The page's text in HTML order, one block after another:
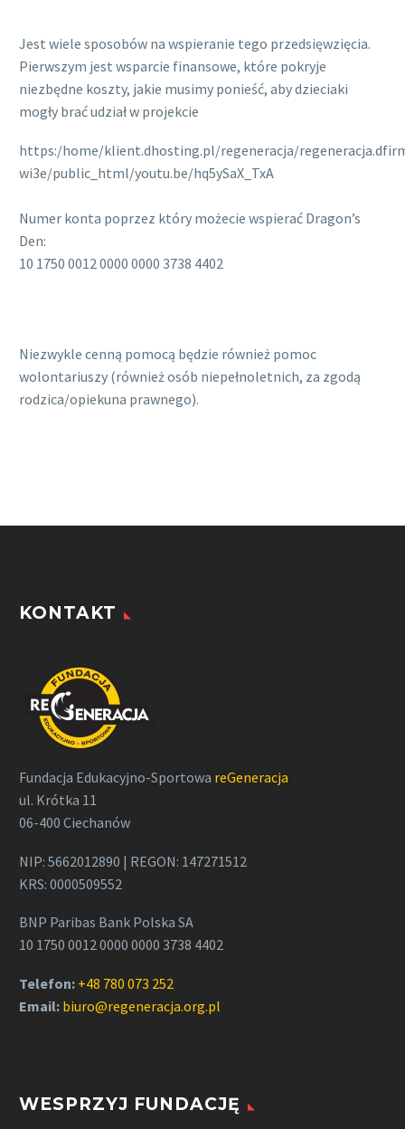
Jest wiele sposobów na wspieranie tego przedsięwzięcia.
Pierwszym jest wsparcie finansowe, które pokryje
niezbędne koszty, jakie musimy ponieść, aby dzieciaki
mogły brać udział w projekcie
https:/home/klient.dhosting.pl/regeneracja/
wi3e/public_html/youtu.be/hq5ySaX_TxA
Numer konta poprzez który możecie wspierać Dragon’s
Den:
10 1750 0012 0000 0000 3738 4402
Niezwykle cenną pomocą będzie również pomoc
wolontariuszy (również osób niepełnoletnich, za zgodą
rodzica/opiekuna prawnego).
KONTAKT
Fundacja Edukacyjno-Sportowa reGeneracja
ul. Krótka 11
06-400 Ciechanów
NIP: 5662012890 | REGON: 147271512
KRS: 0000509552
BNP Paribas Bank Polska SA
10 1750 0012 0000 0000 3738 4402
Telefon: +48 780 073 252
Email: biuro@regeneracja.org.pl
WESPRZYJ FUNDACJĘ